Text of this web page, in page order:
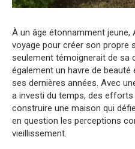
À un âge étonnamment jeune,
voyage pour créer son propre
seulement témoignerait de sa
également un havre de
ses dernières années. Avec
a investi du temps, des
construire une maison qui
en question les perceptions
vieillissement.